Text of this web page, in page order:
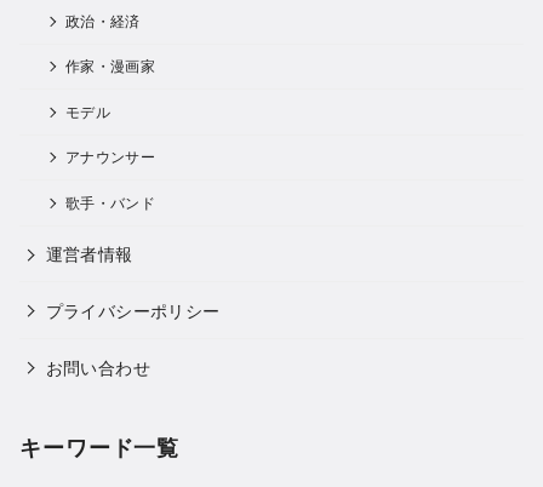
政治・経済
作家・漫画家
モデル
アナウンサー
歌手・バンド
運営者情報
プライバシーポリシー
お問い合わせ
キーワード一覧